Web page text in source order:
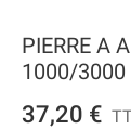
PIERRE A
1000/3000
37,20 €